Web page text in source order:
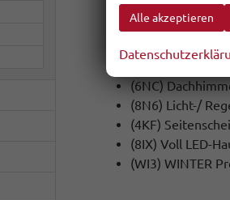
(2PS)
(PJI)
(8G4) Matrix-
(3FV)
(6NC)
(8N6) Licht-/
(4KF)
(8IX) Voll LED-
(WI3) WINTER
Alle akzeptieren